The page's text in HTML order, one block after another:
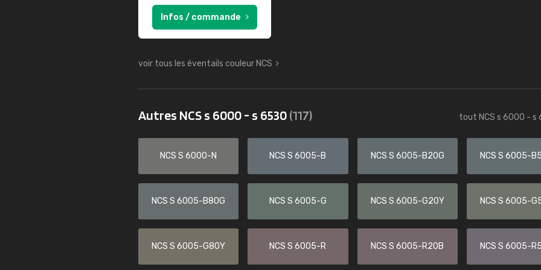
Infos / commande
voir tous les éventails couleur NCS
Autres NCS s 6000 - s 6530(117) tout NCS s 6000 - s
NCS S 6000-N NCS S 6005-B NCS S 6005-B20G NCS S 6005-
NCS S 6005-B80G NCS S 6005-G NCS S 6005-G20Y NCS S 6005-
NCS S 6005-G80Y NCS S 6005-R NCS S 6005-R20B NCS S 6005-